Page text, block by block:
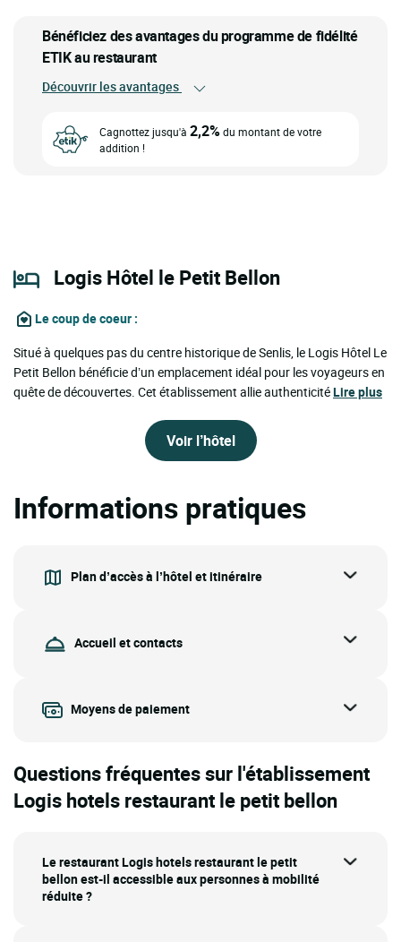
Bénéficiez des avantages du programme de fidélité
ETIK au restaurant
Découvrir les avantages
Cagnottez jusqu'à 2,2%du montant de votre
addition !
Logis Hôtel le Petit Bellon
Le coup de coeur :
Situé à quelques pas du centre historique de Senlis, le Logis Hôtel Le
Petit Bellon bénéficie d’un emplacement idéal pour les voyageurs en
quête de découvertes. Cet établissement allie authenticitéLire plus
Voir l’hôtel
Informations pratiques
Plan d’accès à l’hôtel et itinéraire
Accueil et contacts
Moyens de paiement
Questions fréquentes sur l'établissement
Logis hotels restaurant le petit bellon
Le restaurant Logis hotels restaurant le petit
bellon est-il accessible aux personnes à mobilité
réduite ?